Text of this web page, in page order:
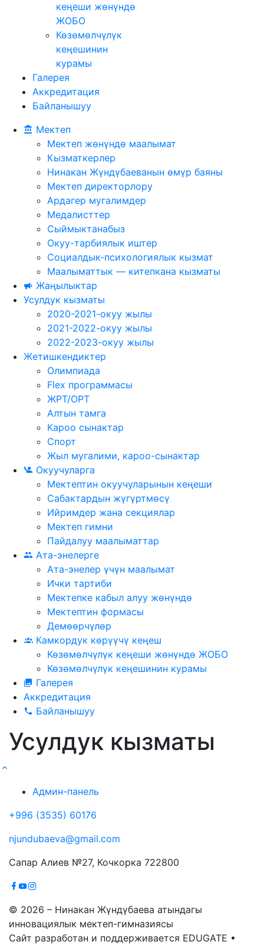
кеңеши жөнүндө
ЖОБО
Көзөмөлчүлүк
кеңешинин
курамы
Галерея
Аккредитация
Байланышуу
Мектеп
Мектеп жөнүндө маалымат
Кызматкерлер
Нинакан Жүндүбаеванын өмүр баяны
Мектеп директорлору
Ардагер мугалимдер
Медалисттер
Сыймыктанабыз
Окуу-тарбиялык иштер
Социалдык-психологиялык кызмат
Маалыматтык — китепкана кызматы
Жаңылыктар
Усулдук кызматы
2020-2021-окуу жылы
2021-2022-окуу жылы
2022-2023-окуу жылы
Жетишкендиктер
Олимпиада
Flex программасы
ЖРТ/ОРТ
Алтын тамга
Кароо сынактар
Спорт
Жыл мугалими, кароо-сынактар
Окуучуларга
Мектептин окуучуларынын кеңеши
Сабактардын жүгүртмѳсү
Ийримдер жана секциялар
Мектеп гимни
Пайдалуу маалыматтар
Ата-энелерге
Ата-энелер үчүн маалымат
Ички тартиби
Мектепке кабыл алуу жөнүндө
Мектептин формасы
Демөөрчүлөр
Камкордук көрүүчү кеңеш
Көзөмөлчүлүк кеңеши жөнүндө ЖОБО
Көзөмөлчүлүк кеңешинин курамы
Галерея
Аккредитация
Байланышуу
Усулдук кызматы
Админ-панель
+996 (3535) 60176
njundubaeva@gmail.com
Сапар Алиев №27, Кочкорка 722800
© 2026 – Нинакан Жүндүбаева атындагы
инновациялык мектеп-гимназиясы
Сайт разработан и поддерживается EDUGATE •